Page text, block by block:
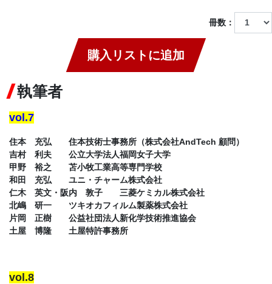
冊数：
購入リストに追加
執筆者
vol.7
住本 充弘 住本技術士事務所（株式会社AndTech 顧問）
吉村 利夫 公立大学法人福岡女子大学
甲野 裕之 苫小牧工業高等専門学校
和田 充弘 ユニ・チャーム株式会社
仁木 英文・阪内 敦子 三菱ケミカル株式会社
北嶋 研一 ツキオカフィルム製薬株式会社
片岡 正樹 公益社団法人新化学技術推進協会
土屋 博隆 土屋特許事務所
vol.8